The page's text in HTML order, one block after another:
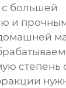
большей
и
степень